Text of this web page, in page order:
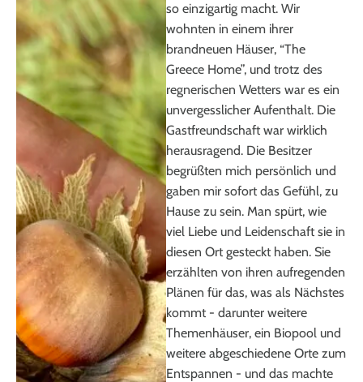
so einzigartig macht. Wir
wohnten in einem ihrer
brandneuen Häuser, “The
Greece Home”, und trotz des
regnerischen Wetters war es ein
unvergesslicher Aufenthalt. Die
Gastfreundschaft war wirklich
herausragend. Die Besitzer
begrüßten mich persönlich und
gaben mir sofort das Gefühl, zu
Hause zu sein. Man spürt, wie
viel Liebe und Leidenschaft sie in
diesen Ort gesteckt haben. Sie
erzählten von ihren aufregenden
Plänen für das, was als Nächstes
kommt - darunter weitere
Themenhäuser, ein Biopool und
weitere abgeschiedene Orte zum
Entspannen - und das machte